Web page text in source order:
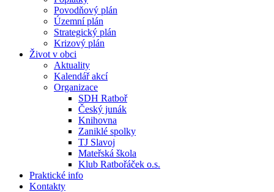
Povodňový plán
Územní plán
Strategický plán
Krizový plán
Život v obci
Aktuality
Kalendář akcí
Organizace
SDH Ratboř
Český junák
Knihovna
Zaniklé spolky
TJ Slavoj
Mateřská škola
Klub Ratbořáček o.s.
Praktické info
Kontakty